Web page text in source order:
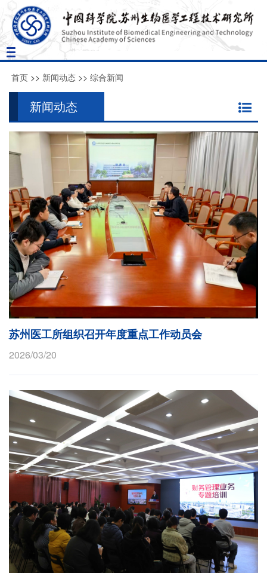
Toggle
navigation
首页 >> 新闻动态 >> 综合新闻
新闻动态
苏州医工所组织召开年度重点工作动员会
2026/03/20